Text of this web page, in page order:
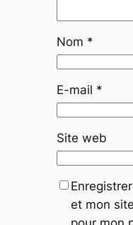
Nom *
E-mail *
Site web
et mon